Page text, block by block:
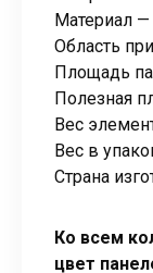
Материал
Область
Площадь
Полезная
Вес
Вес в
Страна
Ко всем
цвет